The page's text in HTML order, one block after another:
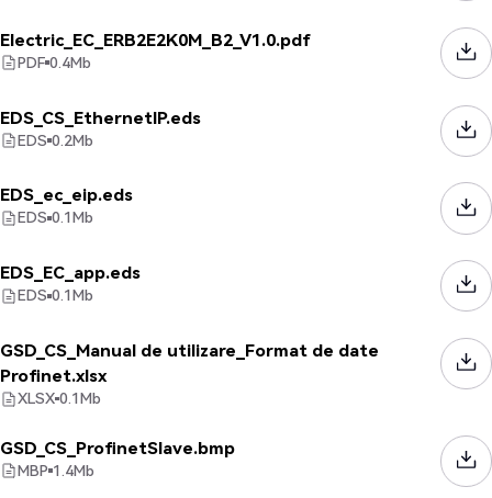
Electric_EC_ERB2E2K0M_B2_V1.0.pdf
PDF 0.4Mb
EDS_CS_EthernetIP.eds
EDS 0.2Mb
EDS_ec_eip.eds
EDS 0.1Mb
EDS_EC_app.eds
EDS 0.1Mb
GSD_CS_Manual de utilizare_Format de date
Profinet.xlsx
XLSX 0.1Mb
GSD_CS_ProfinetSlave.bmp
MBP 1.4Mb